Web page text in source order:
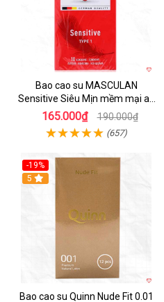
Bao cao su MASCULAN
Sensitive Siêu Mịn mềm mại an
toàn giá tốt
165.000₫ 190.000₫
(657)
-19%
Hot
5
Bao cao su Quinn Nude Fit 0.01